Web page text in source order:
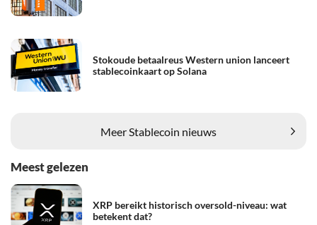
Stokoude betaalreus Western union lanceert
stablecoinkaart op Solana
Meer Stablecoin nieuws
Meest gelezen
XRP bereikt historisch oversold-niveau: wat
betekent dat?